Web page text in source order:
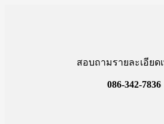
สอบถามรายละเอียด
086-342-7836